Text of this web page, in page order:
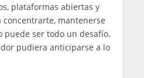
plataformas abiertas y
mantenerse
puede ser todo un desafío.
pudiera anticiparse a lo